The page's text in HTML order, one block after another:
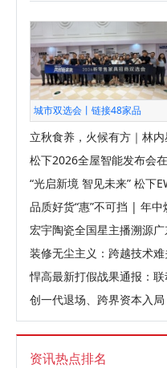
城市双选会丨链接48家品
立秋食养，火候有方｜林
松下2026全屋智能发布会
“光启新境 智见未来” 松下
品质好货“惠”不可挡 | 年中
宏宇陶瓷全国星主播溯源
装修无尘主义：跨越技术
悍高最新打假战果通报：
创一代退场、跨界资本入
资讯热点排名